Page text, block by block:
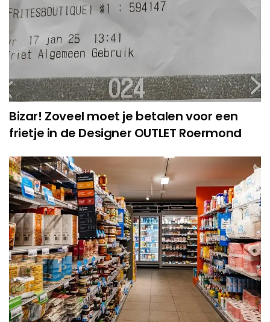
Bizar! Zoveel moet je betalen voor een
frietje in de Designer OUTLET Roermond